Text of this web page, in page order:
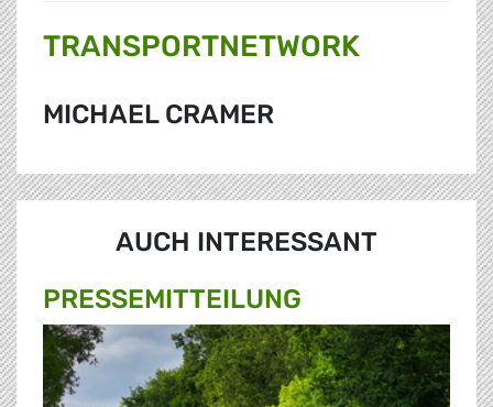
TRANSPORTNETWORK
MICHAEL CRAMER
AUCH INTERESSANT
PRESSE­MITTEILUNG